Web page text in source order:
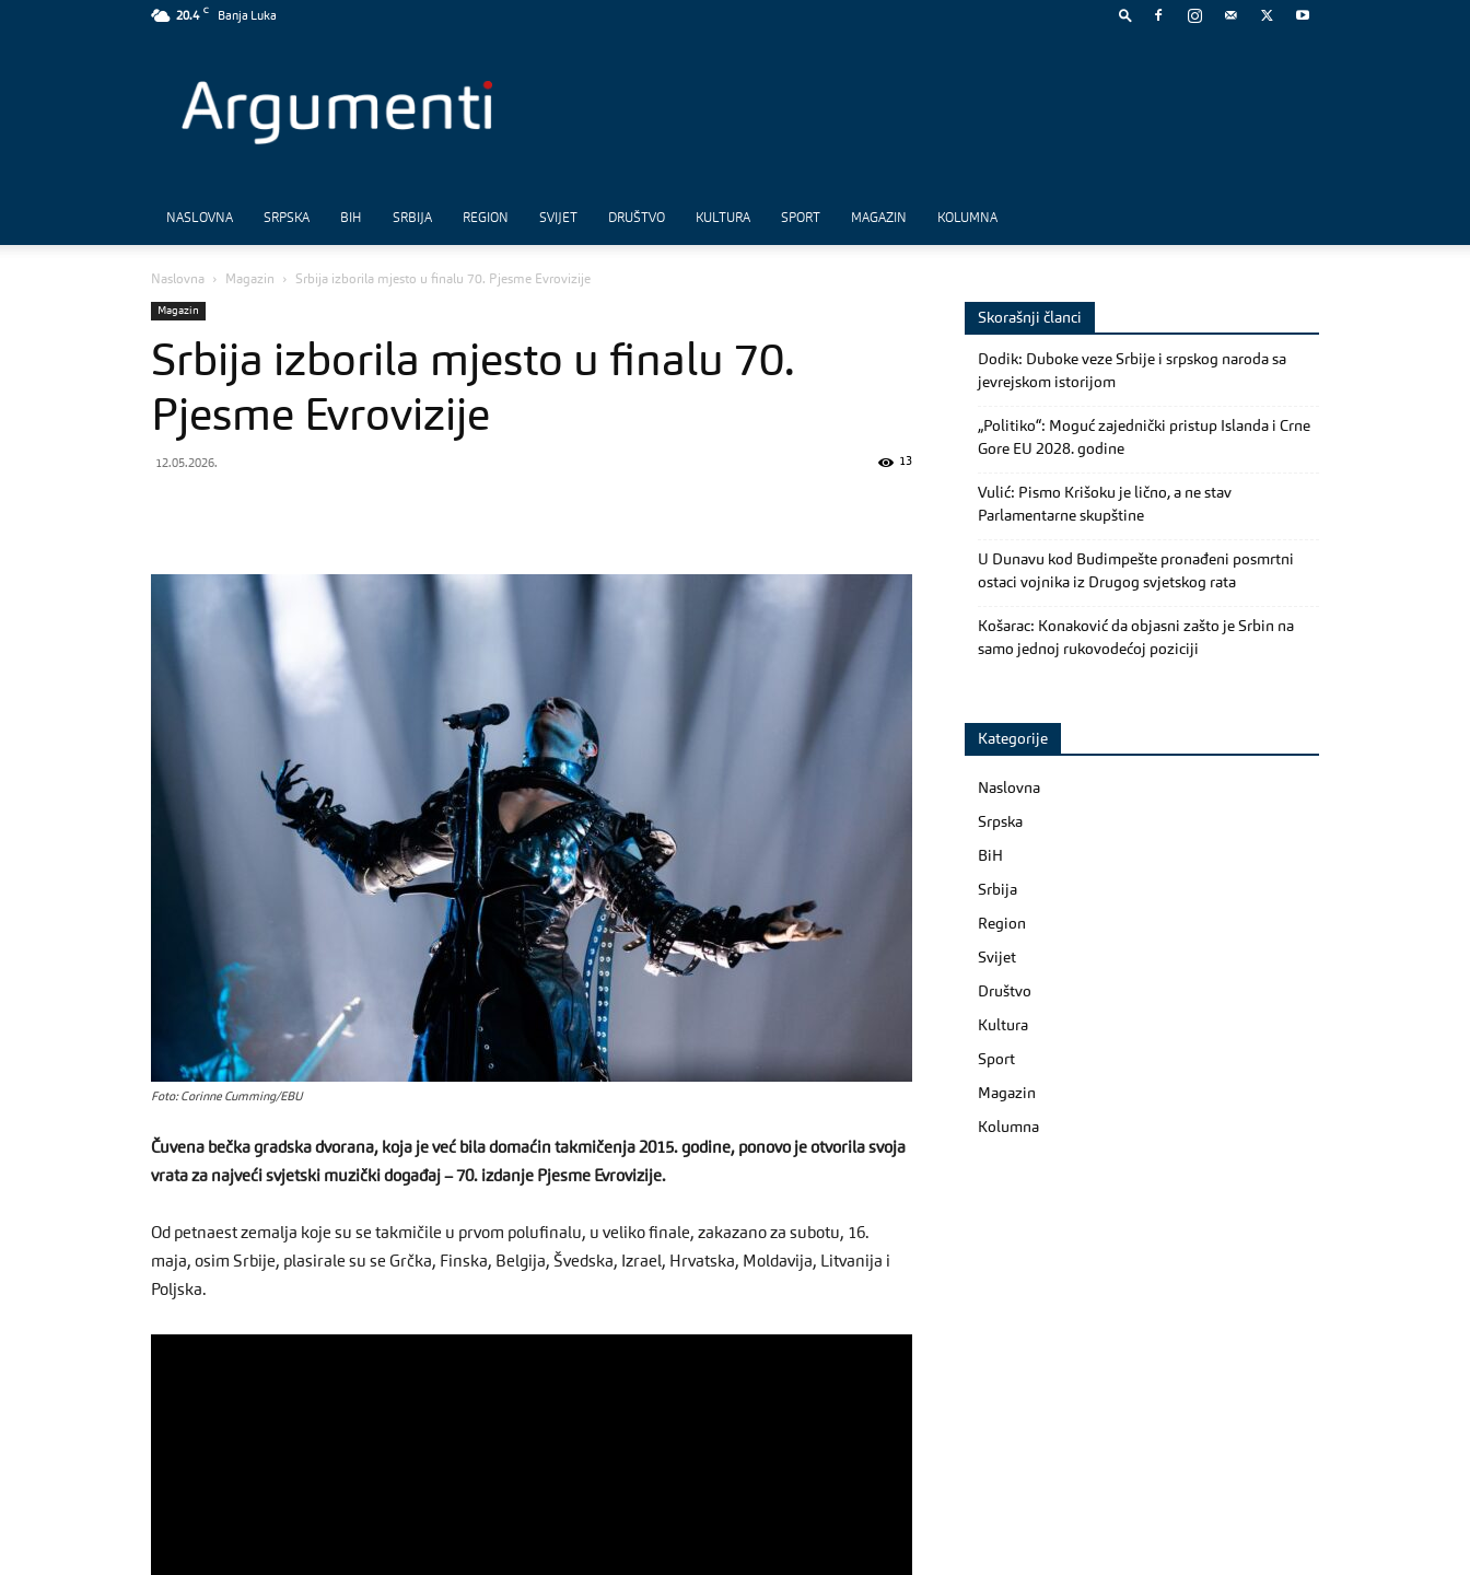
20.4
C
Banja Luka
NASLOVNA SRPSKA BIH SRBIJA REGION SVIJET DRUŠTVO KULTURA SPORT MAGAZIN KOLUMNA
Naslovna Magazin Srbija izborila mjesto u finalu 70. Pjesme Evrovizije
Magazin
Srbija izborila mjesto u finalu 70.
Pjesme Evrovizije
12.05.2026. 13
Foto: Corinne Cumming/EBU
Čuvena bečka gradska dvorana, koja je već bila domaćin takmičenja 2015. godine, ponovo je otvorila svoja
vrata za najveći svjetski muzički događaj – 70. izdanje Pjesme Evrovizije.
Od petnaest zemalja koje su se takmičile u prvom polufinalu, u veliko finale, zakazano za subotu, 16.
maja, osim Srbije, plasirale su se Grčka, Finska, Belgija, Švedska, Izrael, Hrvatska, Moldavija, Litvanija i
Poljska.
Skorašnji članci
Dodik: Duboke veze Srbije i srpskog naroda sa
jevrejskom istorijom
„Politiko“: Moguć zajednički pristup Islanda i Crne
Gore EU 2028. godine
Vulić: Pismo Krišoku je lično, a ne stav
Parlamentarne skupštine
U Dunavu kod Budimpešte pronađeni posmrtni
ostaci vojnika iz Drugog svjetskog rata
Košarac: Konaković da objasni zašto je Srbin na
samo jednoj rukovodećoj poziciji
Kategorije
Naslovna
Srpska
BiH
Srbija
Region
Svijet
Društvo
Kultura
Sport
Magazin
Kolumna